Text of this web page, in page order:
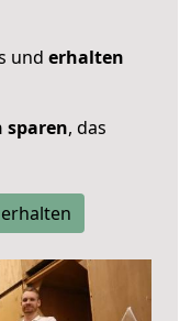
und erhalten
sparen, das